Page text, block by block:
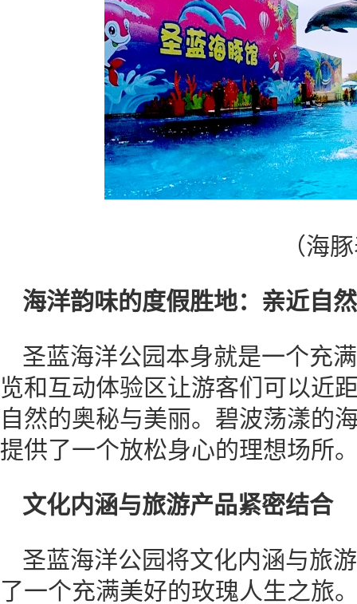
（海
海洋韵味的度假胜地：亲近自
圣蓝海洋公园本身就是一个充
览和互动体验区让游客们可以近
自然的奥秘与美丽。碧波荡漾的
提供了一个放松身心的理想场所
文化内涵与旅游产品紧密结合
圣蓝海洋公园将文化内涵与旅
了一个充满美好的玫瑰人生之旅